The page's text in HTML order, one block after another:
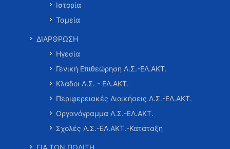
Ιστορία
Ταμεία
ΔΙΑΡΘΡΩΣΗ
Ηγεσία
Γενική Επιθεώρηση Λ.Σ.-ΕΛ.ΑΚΤ.
Κλάδοι Λ.Σ. - ΕΛ.ΑΚΤ.
Περιφερειακές Διοικήσεις Λ.Σ.-ΕΛ.ΑΚΤ.
Οργανόγραμμα Λ.Σ.-ΕΛ.ΑΚΤ.
Σχολές Λ.Σ.-ΕΛ.ΑΚΤ.-Κατάταξη